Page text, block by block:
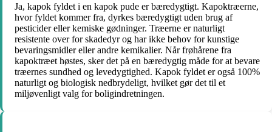
Ja, kapok fyldet i en kapok pude er bæredygtigt. Kapoktræerne,
hvor fyldet kommer fra, dyrkes bæredygtigt uden brug af
pesticider eller kemiske gødninger. Træerne er naturligt
resistente over for skadedyr og har ikke behov for kunstige
bevaringsmidler eller andre kemikalier. Når frøhårene fra
kapoktræet høstes, sker det på en bæredygtig måde for at bevare
træernes sundhed og levedygtighed. Kapok fyldet er også 100%
naturligt og biologisk nedbrydeligt, hvilket gør det til et
miljøvenligt valg for boligindretningen.